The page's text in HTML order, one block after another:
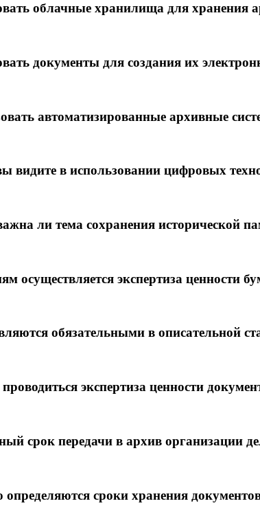
облачные хранилища для хранения
документы для со­здания их
автоматизированные архивные
ви­дите в использовании цифровых
ли тема сохранения исторической
осуществляется экспертиза ценности
обязательными в описательной
экспертиза ценности
срок передачи в архив организации
определяются сроки хранения